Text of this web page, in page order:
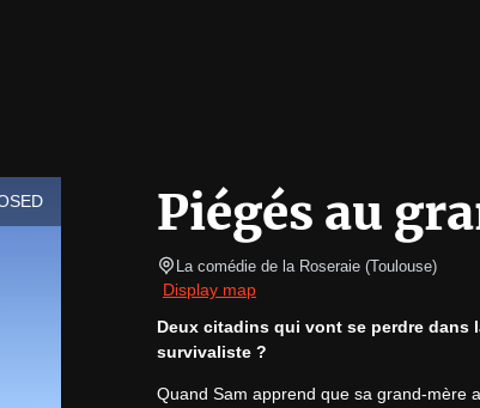
Piégés au
La comédie de la Roseraie (Toulouse)
Display map
Deux citadins qui vont se perdre dans
survivaliste ?
Quand Sam apprend que sa grand-